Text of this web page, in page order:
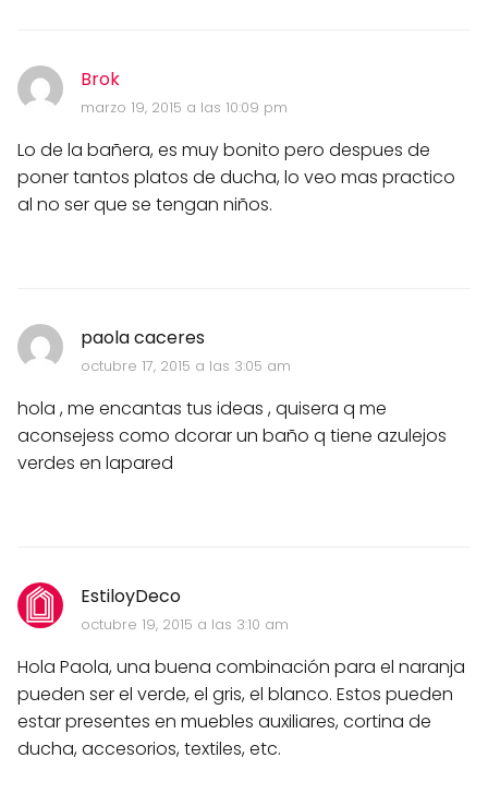
Brok
marzo 19, 2015 a las 10:09 pm
Lo de la bañera, es muy bonito pero despues de
poner tantos platos de ducha, lo veo mas practico
al no ser que se tengan niños.
paola caceres
octubre 17, 2015 a las 3:05 am
hola , me encantas tus ideas , quisera q me
aconsejess como dcorar un baño q tiene azulejos
verdes en lapared
EstiloyDeco
octubre 19, 2015 a las 3:10 am
Hola Paola, una buena combinación para el naranja
pueden ser el verde, el gris, el blanco. Estos pueden
estar presentes en muebles auxiliares, cortina de
ducha, accesorios, textiles, etc.